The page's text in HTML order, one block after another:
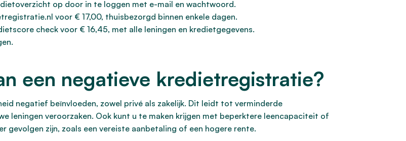
op door in te loggen met e-mail en wachtwoord.
voor € 17,00, thuisbezorgd binnen enkele dagen.
check voor € 16,45, met alle leningen en kredietgegevens.
een negatieve kredietregistratie?
negatief beïnvloeden, zowel privé als zakelijk. Dit leidt tot verminderde
leningen veroorzaken. Ook kunt u te maken krijgen met beperktere leencapaciteit of
gevolgen zijn, zoals een vereiste aanbetaling of een hogere rente.